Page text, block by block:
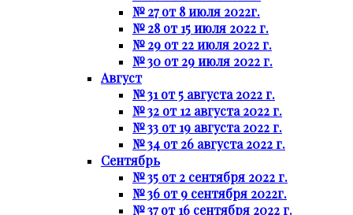
№ 27 от 8 июля 2022г.
№ 28 от 15 июля 2022 г.
№ 29 от 22 июля 2022 г.
№ 30 от 29 июля 2022 г.
Август
№ 31 от 5 августа 2022 г.
№ 32 от 12 августа 2022 г.
№ 33 от 19 августа 2022 г.
№ 34 от 26 августа 2022 г.
Сентябрь
№ 35 от 2 сентября 2022 г.
№ 36 от 9 сентября 2022г.
№ 37 от 16 сентября 2022 г.